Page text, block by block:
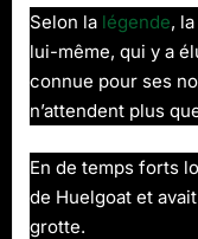
Selon la légende,
lui-même, qui y a
connue pour ses
n’attendent plus
En de temps forts
de Huelgoat et
grotte.